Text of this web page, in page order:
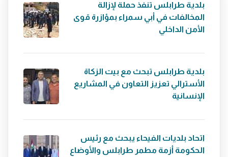
بلدية طرابلس تنفذ حملة لإزالة
المخالفات في أبي سمراء بمؤازرة قوى
الأمن الداخلي
بلدية طرابلس تبحث مع بيت الزكاة
الأسترالي تعزيز التعاون في المشاريع
الإنسانية
اتحاد بلديات الفيحاء يبحث مع رئيس
الحكومة أزمة مطمر طرابلس والأوضاع